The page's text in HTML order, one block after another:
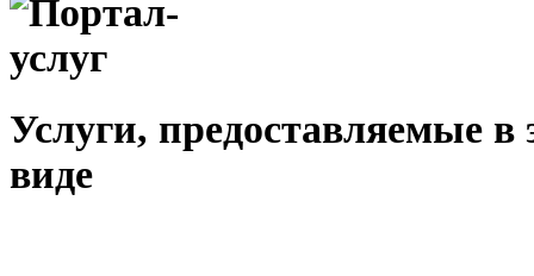
Услуги, предоставляемые в
виде